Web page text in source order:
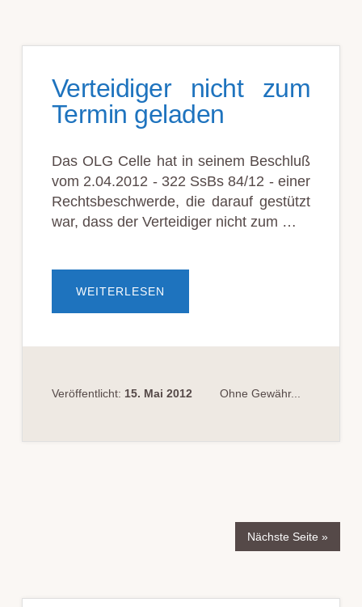
Verteidiger nicht zum
Termin geladen
Das OLG Celle hat in seinem Beschluß
vom 2.04.2012 - 322 SsBs 84/12 - einer
Rechtsbeschwerde, die darauf gestützt
war, dass der Verteidiger nicht zum …
WEITERLESEN
ZUM
Veröffentlicht: 15. Mai 2012 Ohne Gewähr...
Nächste Seite »